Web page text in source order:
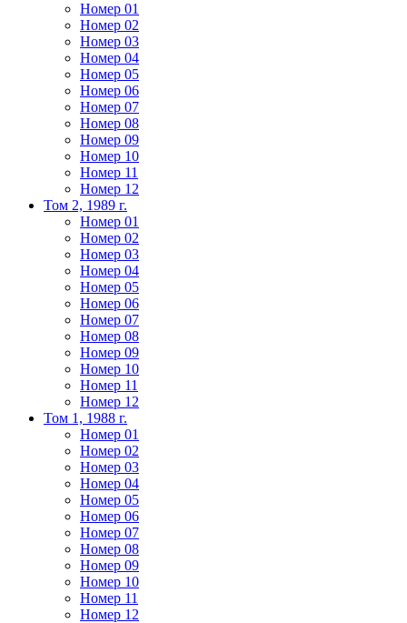
Номер 01
Номер 02
Номер 03
Номер 04
Номер 05
Номер 06
Номер 07
Номер 08
Номер 09
Номер 10
Номер 11
Номер 12
Том 2, 1989 г.
Номер 01
Номер 02
Номер 03
Номер 04
Номер 05
Номер 06
Номер 07
Номер 08
Номер 09
Номер 10
Номер 11
Номер 12
Том 1, 1988 г.
Номер 01
Номер 02
Номер 03
Номер 04
Номер 05
Номер 06
Номер 07
Номер 08
Номер 09
Номер 10
Номер 11
Номер 12